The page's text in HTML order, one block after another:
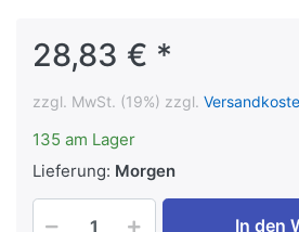
28,83 € *
zzgl. MwSt. (19%) zzgl.
135 am Lager
Lieferung: Morgen
In den